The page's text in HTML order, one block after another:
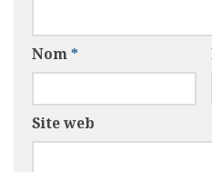
Nom *
Site web